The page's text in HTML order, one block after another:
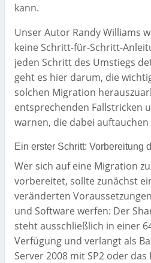
kann.
Unser Autor Randy Williams
keine Schritt-für-Schritt-
jeden Schritt des Umstiegs
geht es hier darum, die
solchen Migration
entsprechenden Fallstricken
warnen, die dabei auftauchen
Ein erster Schritt: Vorbereitung
Wer sich auf eine Migration
vorbereitet, sollte zunächst
veränderten
und Software werfen: Der
steht ausschließlich in einer
Verfügung und verlangt als
Server 2008 mit SP2 oder das